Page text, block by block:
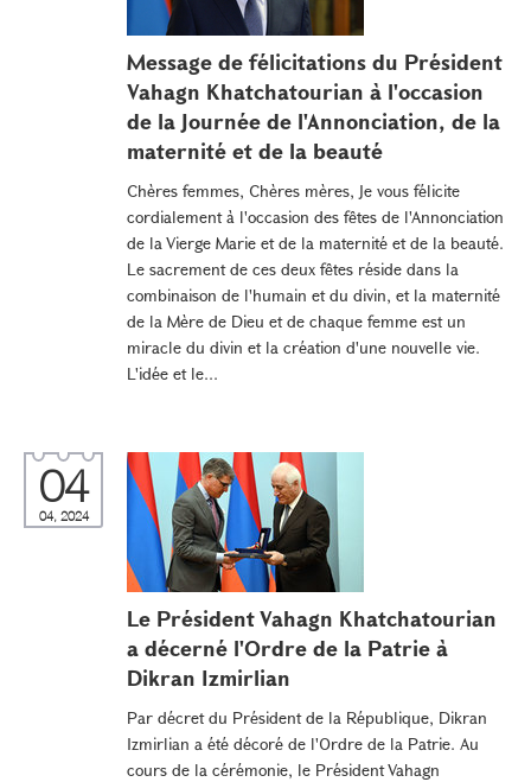
Message de félicitations du Président
Vahagn Khatchatourian à l'occasion
de la Journée de l'Annonciation, de la
maternité et de la beauté
Chères femmes, Chères mères, Je vous félicite
cordialement à l'occasion des fêtes de l'Annonciation
de la Vierge Marie et de la maternité et de la beauté.
Le sacrement de ces deux fêtes réside dans la
combinaison de l'humain et du divin, et la maternité
de la Mère de Dieu et de chaque femme est un
miracle du divin et la création d'une nouvelle vie.
L'idée et le...
04
04, 2024
Le Président Vahagn Khatchatourian
a décerné l'Ordre de la Patrie à
Dikran Izmirlian
Par décret du Président de la République, Dikran
Izmirlian a été décoré de l'Ordre de la Patrie. Au
cours de la cérémonie, le Président Vahagn